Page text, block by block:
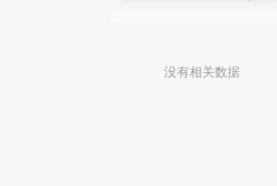
没有相关数据